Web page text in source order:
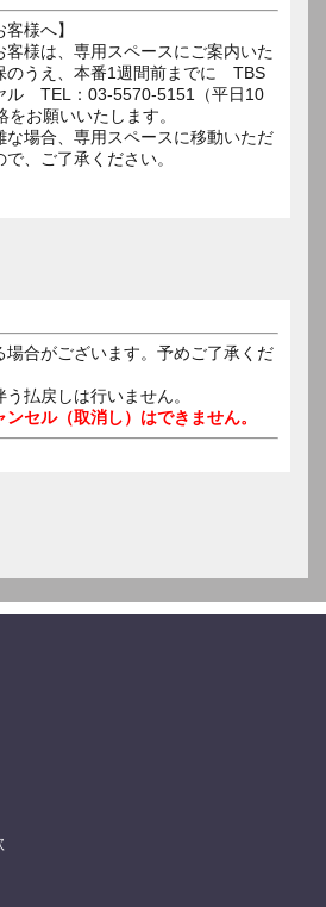
様へ】
様は、専用スペースにご案内いた
のうえ、本番1週間前までに TBS
ル TEL：03-5570-5151（平日10
お願いいたします。
場合、専用スペースに移動いただ
、ご了承ください。
場合がございます。予めご了承くだ
払戻しは行いません。
ンセル（取消し）はできません。